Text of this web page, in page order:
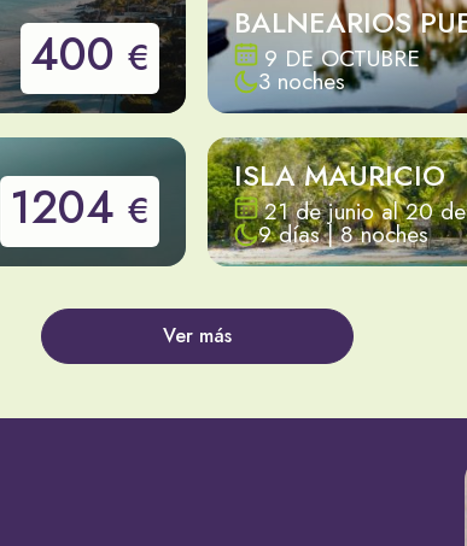
400 €
BALNEARIOS
9 DE OCTUBRE
3 noches
1204 €
ISLA MAURICIO
21 de junio al 20
9 días | 8 noches
Ver más